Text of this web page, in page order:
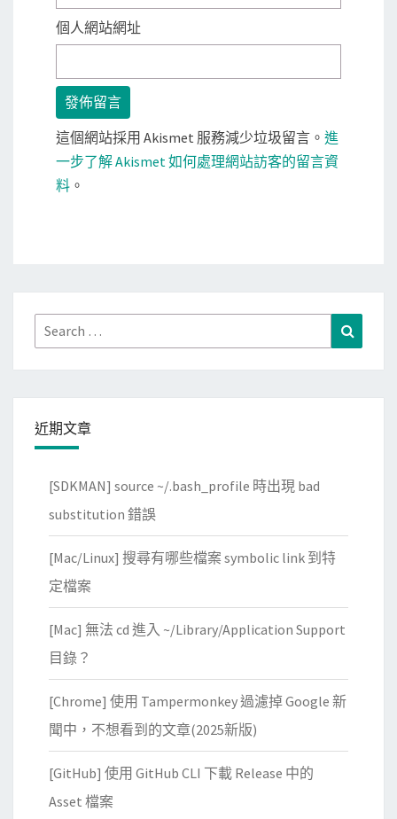
個人網站網址
這個網站採用 Akismet 服務減少垃圾留言。 進
一步了解 Akismet 如何處理網站訪客的留言資
料 。
Search
for:
近期文章
[SDKMAN] source ~/.bash_profile 時出現 bad
substitution 錯誤
[Mac/Linux] 搜尋有哪些檔案 symbolic link 到特
定檔案
[Mac] 無法 cd 進入 ~/Library/Application Support
目錄？
[Chrome] 使用 Tampermonkey 過濾掉 Google 新
聞中，不想看到的文章(2025新版)
[GitHub] 使用 GitHub CLI 下載 Release 中的
Asset 檔案